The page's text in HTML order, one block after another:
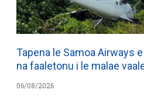
Tapena le Samoa Airways
na faaletonu i le malae
06/08/2026